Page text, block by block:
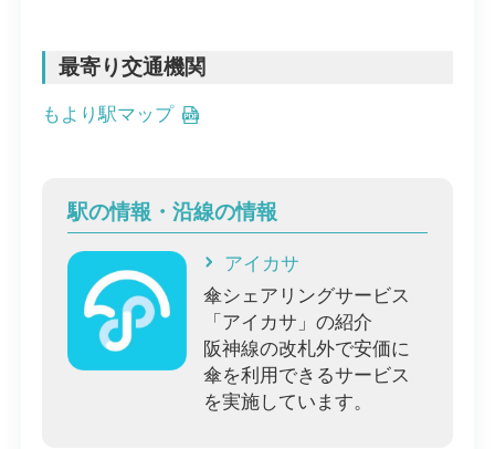
最寄り交通機関
もより駅マップ
駅の情報・沿線の情報
アイカサ
傘シェアリングサービス
「アイカサ」の紹介
阪神線の改札外で安価に
傘を利用できるサービス
を実施しています。